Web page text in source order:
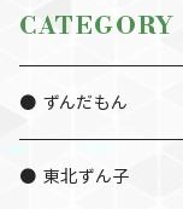
CATEGORY
● ずんだもん
● 東北ずん子